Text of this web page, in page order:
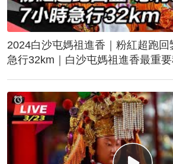
2024白沙屯媽祖進香｜粉紅超跑
急行32km｜白沙屯媽祖進香最重